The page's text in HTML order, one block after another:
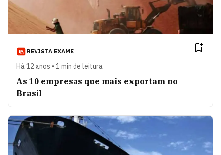
REVISTA EXAME
Há 12 anos • 1 min de leitura
As 10 empresas que mais exportam no
Brasil